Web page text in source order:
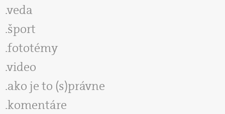
veda
šport
fototémy
video
ako je to (s)právne
komentáre